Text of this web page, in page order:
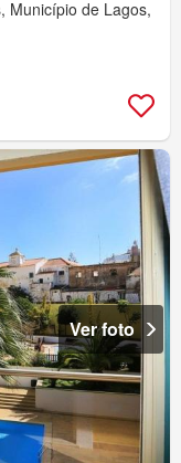
Município de Lagos,
Ver foto